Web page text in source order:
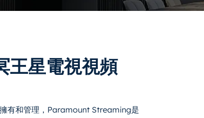
王星電視視頻
有和管理，Paramount Streaming是